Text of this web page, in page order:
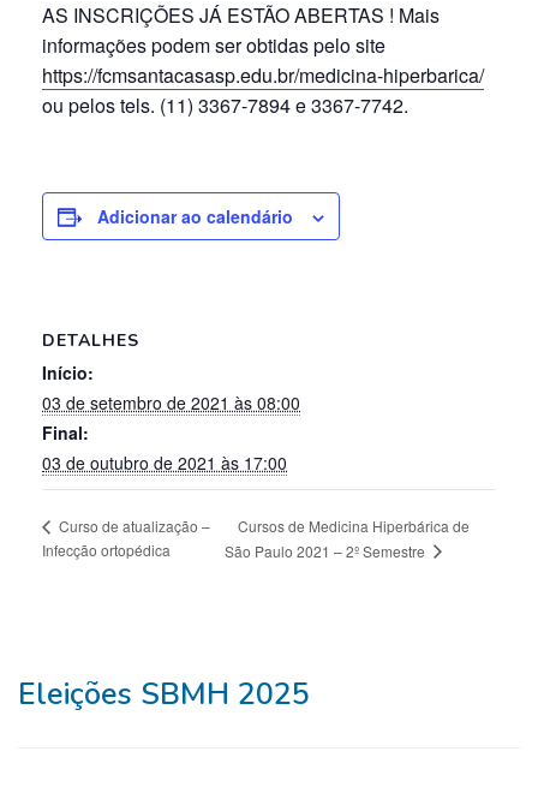
AS INSCRIÇÕES JÁ ESTÃO ABERTAS ! Mais
informações podem ser obtidas pelo site
https://fcmsantacasasp.edu.br/medicina-hiperbarica/
ou pelos tels. (11) 3367-7894 e 3367-7742.
Adicionar ao calendário
DETALHES
Início:
03 de setembro de 2021 às 08:00
Final:
03 de outubro de 2021 às 17:00
Curso de atualização –
Infecção ortopédica
Cursos de Medicina Hiperbárica de
São Paulo 2021 – 2º Semestre
Eleições SBMH 2025